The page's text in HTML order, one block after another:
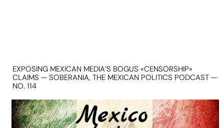
EXPOSING MEXICAN MEDIA’S BOGUS «CENSORSHIP»
CLAIMS — SOBERANIA, THE MEXICAN POLITICS PODCAST —
NO. 114